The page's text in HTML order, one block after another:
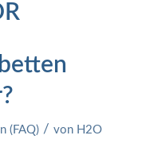
(FAQ) / von H2O